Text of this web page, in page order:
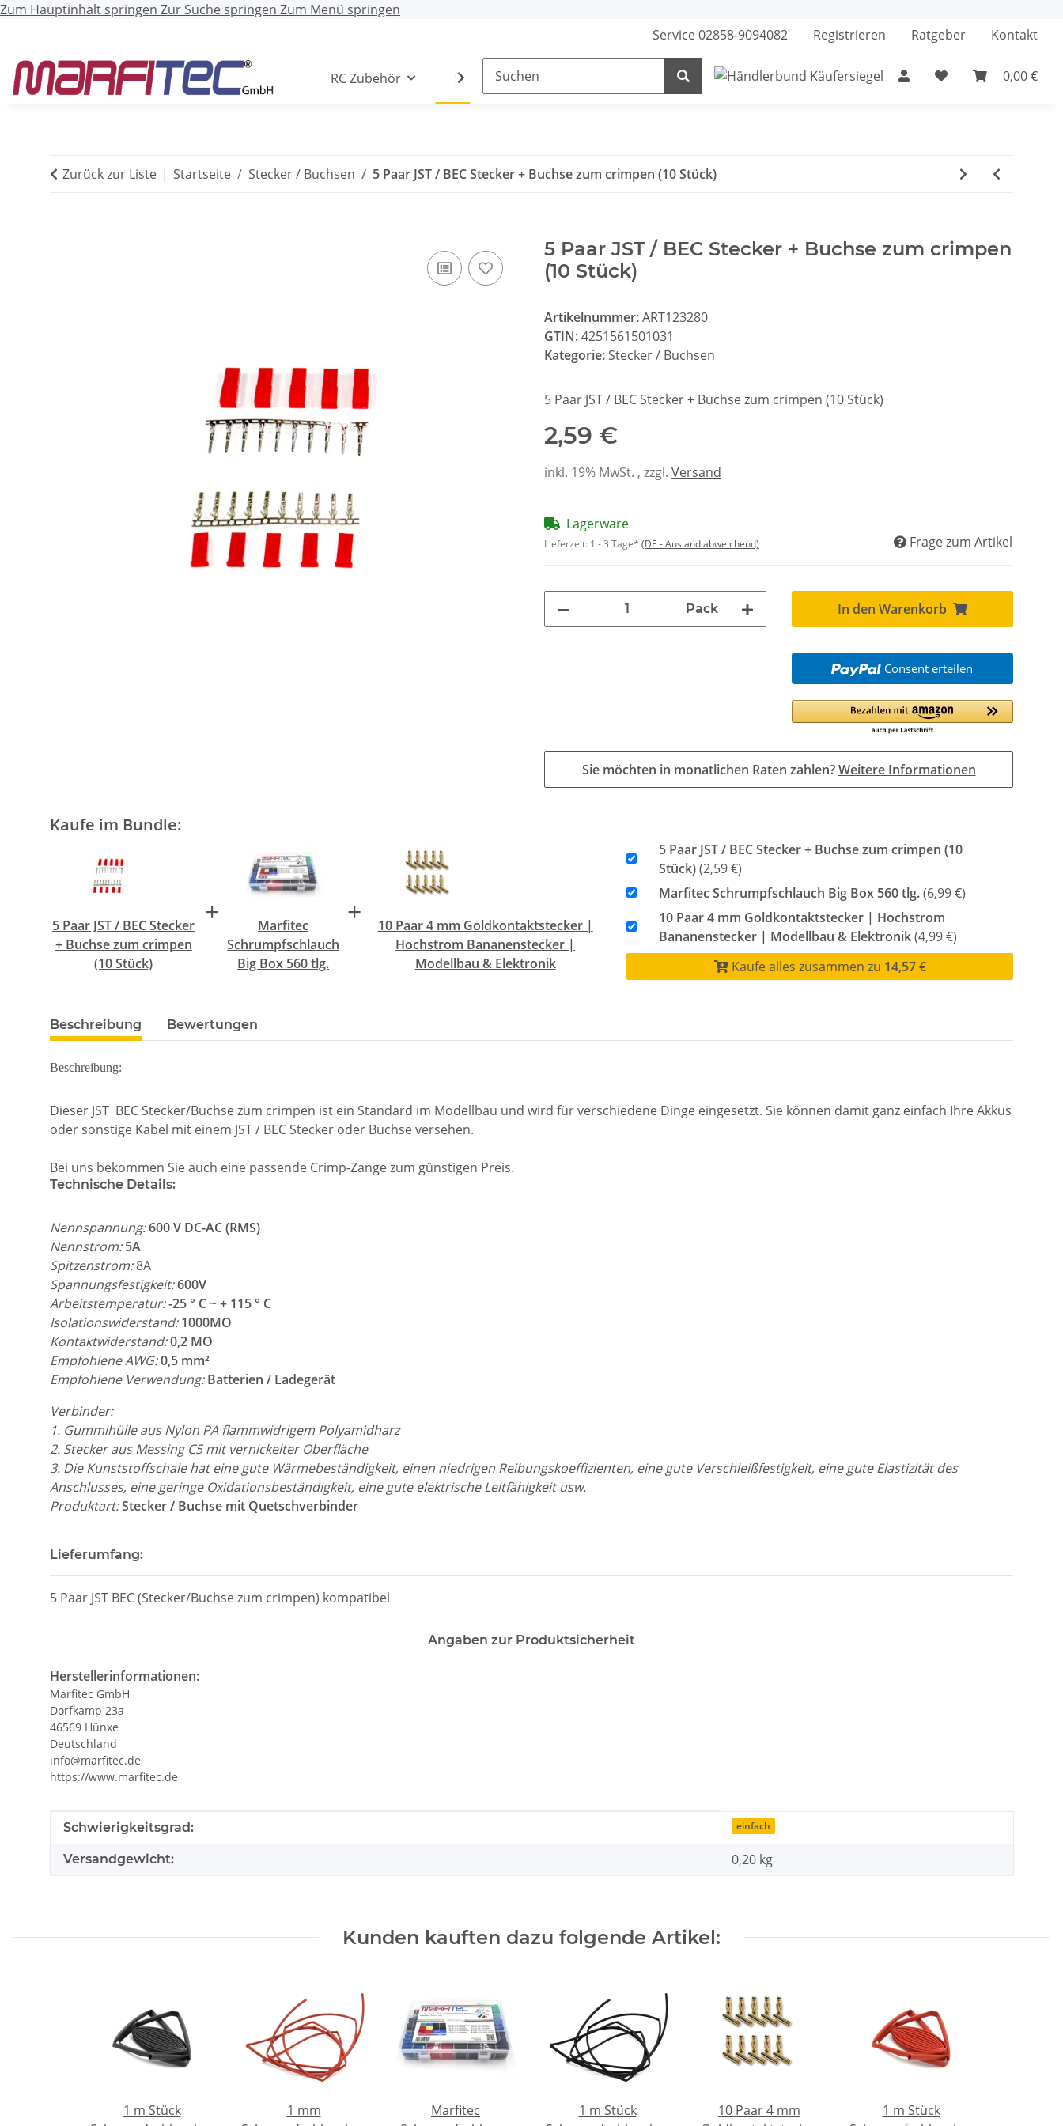
Zum Hauptinhalt springen Zur Suche springen Zum Menü springen
Service 02858-9094082 Registrieren Ratgeber Kontakt
0,00 €
RC Zubehör Stecker / Buchsen Lade- /Adapterkabel Klebstoffe Fette & Öle Werkzeuge
Zurück zur Liste Startseite Stecker / Buchsen 5 Paar JST / BEC Stecker + Buchse zum crimpen (10 Stück)
5 Paar JST / BEC Stecker + Buchse zum crimpen
(10 Stück)
Artikelnummer:ART123280
GTIN:4251561501031
Kategorie: Stecker / Buchsen
5 Paar JST / BEC Stecker + Buchse zum crimpen (10 Stück)
2,59 €
inkl. 19% MwSt. , zzgl. Versand
Lagerware
Lieferzeit: 1 - 3 Tage* (DE - Ausland abweichend) Frage zum Artikel
Pack In den Warenkorb
Consent erteilen
Sie möchten in monatlichen Raten zahlen?Weitere Informationen
Kaufe im Bundle:
5 Paar JST / BEC Stecker
+ Buchse zum crimpen
(10 Stück)
+
Marfitec
Schrumpfschlauch
Big Box 560 tlg.
+
10 Paar 4 mm Goldkontaktstecker |
Hochstrom Bananenstecker |
Modellbau & Elektronik
5 Paar JST / BEC Stecker + Buchse zum crimpen (10
Stück)(2,59 €)
Marfitec Schrumpfschlauch Big Box 560 tlg.(6,99 €)
10 Paar 4 mm Goldkontaktstecker | Hochstrom
Bananenstecker | Modellbau & Elektronik(4,99 €)
Kaufe alles zusammen zu 14,57 €
Beschreibung Bewertungen
Beschreibung:
Dieser JST BEC Stecker/Buchse zum crimpen ist ein Standard im Modellbau und wird für verschiedene Dinge eingesetzt. Sie können damit ganz einfach Ihre Akkus
oder sonstige Kabel mit einem JST / BEC Stecker oder Buchse versehen.
Bei uns bekommen Sie auch eine passende Crimp-Zange zum günstigen Preis.
Technische Details:
Nennspannung:600 V DC-AC (RMS)
Nennstrom:5A
Spitzenstrom:8A
Spannungsfestigkeit:600V
Arbeitstemperatur:-25 ° C ~ + 115 ° C
Isolationswiderstand:1000MO
Kontaktwiderstand:0,2 MO
Empfohlene AWG:0,5 mm²
Empfohlene Verwendung:Batterien / Ladegerät
Verbinder:
1. Gummihülle aus Nylon PA flammwidrigem Polyamidharz
2. Stecker aus Messing C5 mit vernickelter Oberfläche
3. Die Kunststoffschale hat eine gute Wärmebeständigkeit, einen niedrigen Reibungskoeffizienten, eine gute Verschleißfestigkeit, eine gute Elastizität des
Anschlusses, eine geringe Oxidationsbeständigkeit, eine gute elektrische Leitfähigkeit usw.
Produktart:Stecker / Buchse mit Quetschverbinder
Lieferumfang:
5 Paar JST BEC (Stecker/Buchse zum crimpen) kompatibel
Angaben zur Produktsicherheit
Herstellerinformationen:
Marfitec GmbH
Dorfkamp 23a
46569 Hünxe
Deutschland
info@marfitec.de
https://www.marfitec.de
Produkteigenschaft
Wert
Schwierigkeitsgrad: einfach
Versandgewicht: 0,20 kg
Kunden kauften dazu folgende Artikel:
1 m Stück
1 mm
Marfitec
1 m Stück
10 Paar 4 mm
1 m Stück